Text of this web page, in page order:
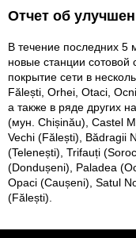
Отчет об
В течение последних 5
новые станции
покрытие сети в
Fălești, Orhei, Otaci,
а также в ряде других
(мун. Chișinău), Castel
Vechi (Fălești), Bădragii
(Telenești), Trifauți
(Dondușeni), Paladea
Opaci (Caușeni), Satul
(Fălești).